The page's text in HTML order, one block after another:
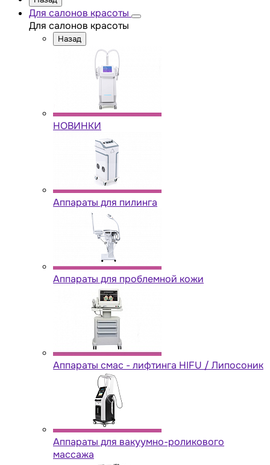
Для салонов красоты
Для салонов красоты
Назад
НОВИНКИ
Аппараты для пилинга
Аппараты для проблемной кожи
Аппараты cмас - лифтинга HIFU / Липосоник
Аппараты для вакуумно-роликового
массажа